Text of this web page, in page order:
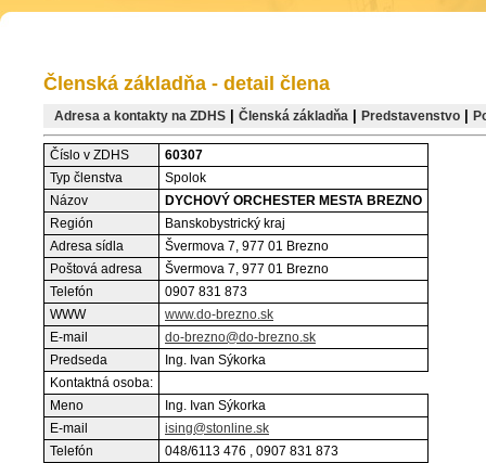
Členská základňa - detail člena
Adresa a kontakty na ZDHS Členská základňa Predstavenstvo
Číslo v ZDHS
60307
Typ členstva
Spolok
Názov
DYCHOVÝ ORCHESTER MESTA BREZNO
Región
Banskobystrický kraj
Adresa sídla
Švermova 7, 977 01 Brezno
Poštová adresa
Švermova 7, 977 01 Brezno
Telefón
0907 831 873
WWW
www.do-brezno.sk
E-mail
do-brezno@do-brezno.sk
Predseda
Ing. Ivan Sýkorka
Kontaktná osoba:
Meno
Ing. Ivan Sýkorka
E-mail
ising@stonline.sk
Telefón
048/6113 476 , 0907 831 873